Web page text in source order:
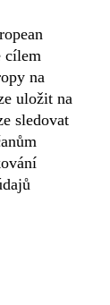
cílem
na
uložit na
sledovat